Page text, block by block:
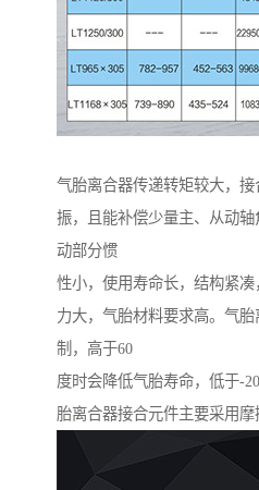
气胎离合器传递转矩较大，
振，且能补偿少量主、从动
动部分惯
性小，使用寿命长，结构紧
力大，气胎材料要求高。气
制，高于60
度时会降低气胎寿命，低于-
胎离合器接合元件主要采用摩